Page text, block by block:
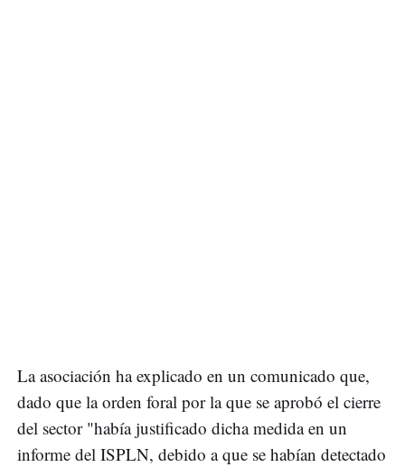
La asociación ha explicado en un comunicado que,
dado que la orden foral por la que se aprobó el cierre
del sector "había justificado dicha medida en un
informe del ISPLN, debido a que se habían detectado